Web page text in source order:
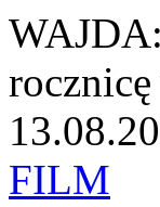
FILM